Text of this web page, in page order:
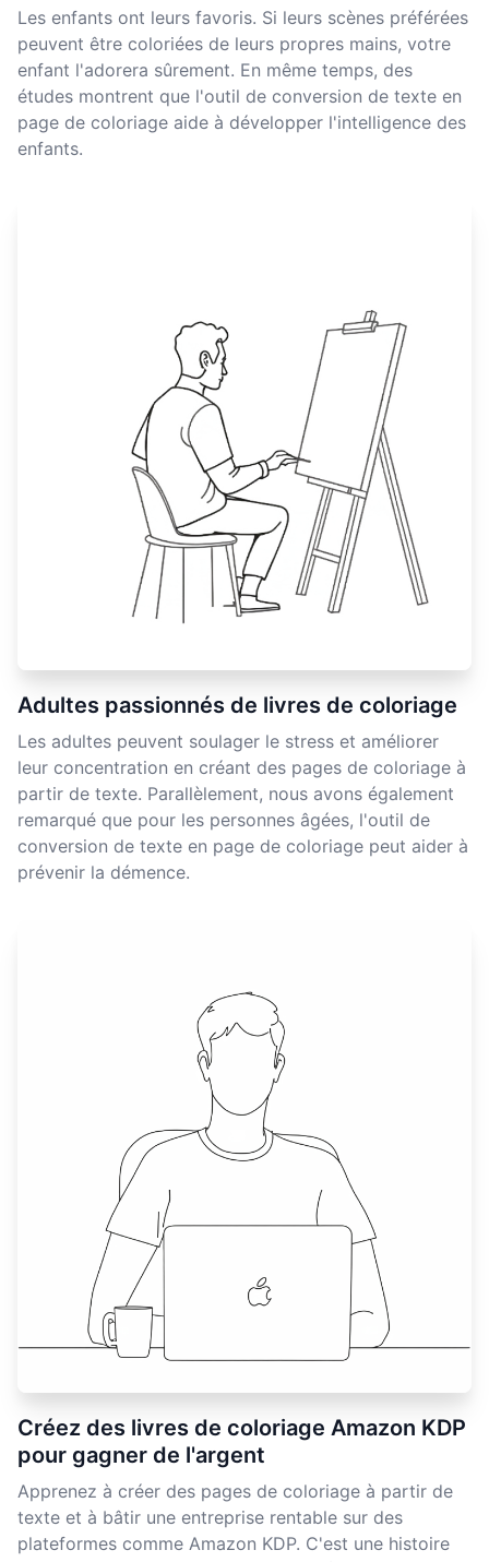
Les enfants ont leurs favoris. Si leurs scènes préférées
peuvent être coloriées de leurs propres mains, votre
enfant l'adorera sûrement. En même temps, des
études montrent que l'outil de conversion de texte en
page de coloriage aide à développer l'intelligence des
enfants.
Adultes passionnés de livres de coloriage
Les adultes peuvent soulager le stress et améliorer
leur concentration en créant des pages de coloriage à
partir de texte. Parallèlement, nous avons également
remarqué que pour les personnes âgées, l'outil de
conversion de texte en page de coloriage peut aider à
prévenir la démence.
Créez des livres de coloriage Amazon KDP
pour gagner de l'argent
Apprenez à créer des pages de coloriage à partir de
texte et à bâtir une entreprise rentable sur des
plateformes comme Amazon KDP. C'est une histoire